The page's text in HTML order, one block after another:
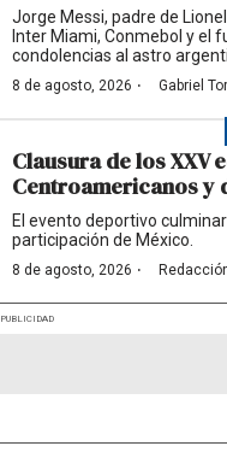
Jorge Messi, padre de
Inter Miami, Conmebol y el
condolencias al astro
8 de agosto, 2026 · Gabriel
Clausura de los XXV
Centroamericanos y
El evento deportivo
participación de México.
8 de agosto, 2026 ·
PUBLICIDAD